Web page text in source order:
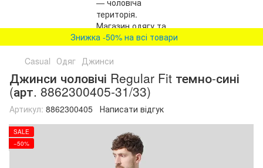
Знижка -50% на всі товари
Casual Одяг Джинси
Джинси чоловічі Regular Fit темно-сині
(арт. 8862300405-31/33)
Артикул: 8862300405 Написати відгук
SALE
−50%